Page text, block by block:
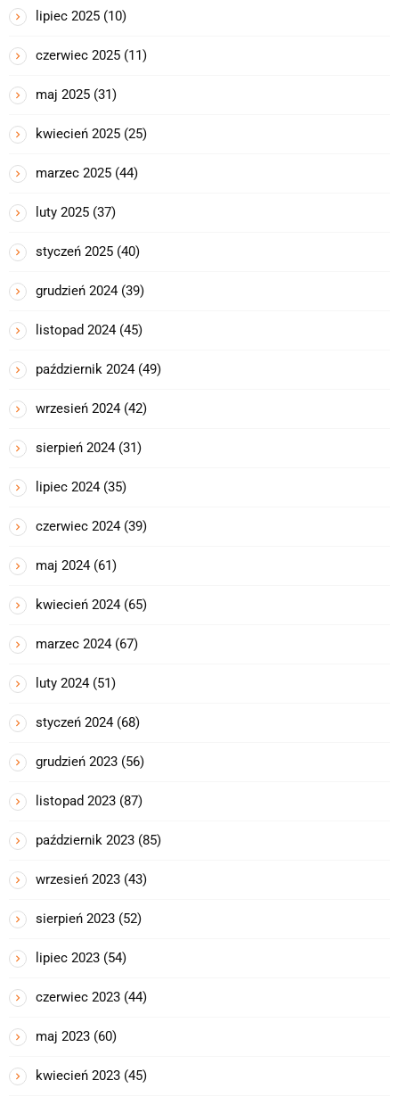
lipiec 2025 (10)
czerwiec 2025 (11)
maj 2025 (31)
kwiecień 2025 (25)
marzec 2025 (44)
luty 2025 (37)
styczeń 2025 (40)
grudzień 2024 (39)
listopad 2024 (45)
październik 2024 (49)
wrzesień 2024 (42)
sierpień 2024 (31)
lipiec 2024 (35)
czerwiec 2024 (39)
maj 2024 (61)
kwiecień 2024 (65)
marzec 2024 (67)
luty 2024 (51)
styczeń 2024 (68)
grudzień 2023 (56)
listopad 2023 (87)
październik 2023 (85)
wrzesień 2023 (43)
sierpień 2023 (52)
lipiec 2023 (54)
czerwiec 2023 (44)
maj 2023 (60)
kwiecień 2023 (45)